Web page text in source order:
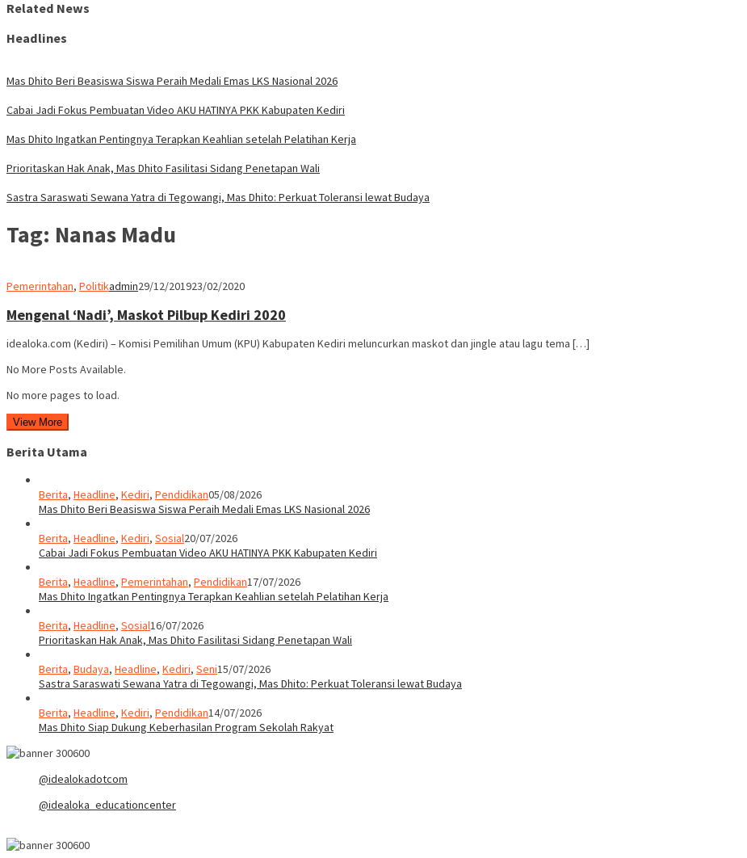
Related News
Headlines
Mas Dhito Beri Beasiswa Siswa Peraih Medali Emas LKS Nasional 2026
Cabai Jadi Fokus Pembuatan Video AKU HATINYA PKK Kabupaten Kediri
Mas Dhito Ingatkan Pentingnya Terapkan Keahlian setelah Pelatihan Kerja
Prioritaskan Hak Anak, Mas Dhito Fasilitasi Sidang Penetapan Wali
Sastra Saraswati Sewana Yatra di Tegowangi, Mas Dhito: Perkuat Toleransi lewat Budaya
Tag: Nanas Madu
Pemerintahan, Politikadmin29/12/201923/02/2020
Mengenal ‘Nadi’, Maskot Pilbup Kediri 2020
idealoka.com (Kediri) – Komisi Pemilihan Umum (KPU) Kabupaten Kediri meluncurkan maskot dan jingle atau lagu tema […]
No More Posts Available.
No more pages to load.
View More
Berita Utama
Berita, Headline, Kediri, Pendidikan05/08/2026
Mas Dhito Beri Beasiswa Siswa Peraih Medali Emas LKS Nasional 2026
Berita, Headline, Kediri, Sosial20/07/2026
Cabai Jadi Fokus Pembuatan Video AKU HATINYA PKK Kabupaten Kediri
Berita, Headline, Pemerintahan, Pendidikan17/07/2026
Mas Dhito Ingatkan Pentingnya Terapkan Keahlian setelah Pelatihan Kerja
Berita, Headline, Sosial16/07/2026
Prioritaskan Hak Anak, Mas Dhito Fasilitasi Sidang Penetapan Wali
Berita, Budaya, Headline, Kediri, Seni15/07/2026
Sastra Saraswati Sewana Yatra di Tegowangi, Mas Dhito: Perkuat Toleransi lewat Budaya
Berita, Headline, Kediri, Pendidikan14/07/2026
Mas Dhito Siap Dukung Keberhasilan Program Sekolah Rakyat
@idealokadotcom
@idealoka_educationcenter